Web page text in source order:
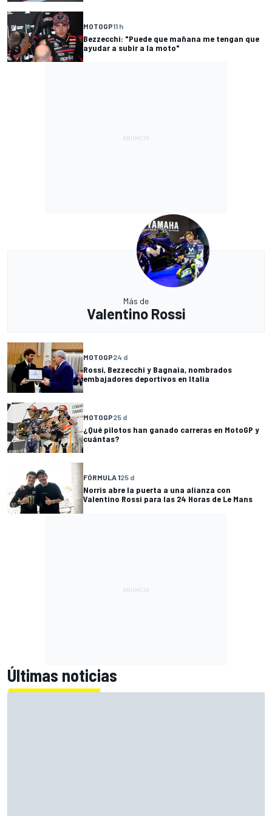
MOTOGP11 h
Bezzecchi: "Puede que mañana me tengan que
ayudar a subir a la moto"
Más de
Valentino Rossi
MOTOGP24 d
Rossi, Bezzecchi y Bagnaia, nombrados
embajadores deportivos en Italia
MOTOGP25 d
¿Qué pilotos han ganado carreras en MotoGP y
cuántas?
FÓRMULA 125 d
Norris abre la puerta a una alianza con
Valentino Rossi para las 24 Horas de Le Mans
Últimas noticias